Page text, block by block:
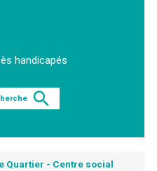
handicapés
Quartier - Centre social